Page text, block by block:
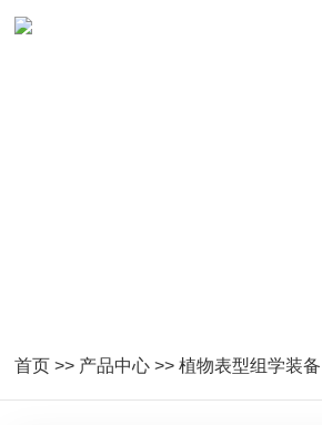
首页 >> 产品中心 >>植物表型组学装备